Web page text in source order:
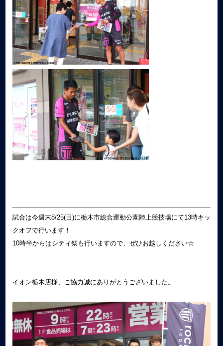
試合は今週末8/25(日)に栃木市総合運動公園陸上競技場にて13時キッ
クオフで行います！
10時半からはシティ祭も行いますので、ぜひお越しください☆
イオン栃木店様、ご協力誠にありがとうございました。